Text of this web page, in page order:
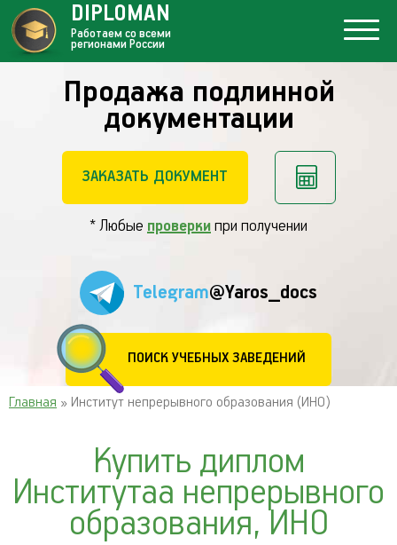
Продажа подлинной
документации
ЗАКАЗАТЬ ДОКУМЕНТ
* Любые проверки при получении
Telegram@Yaros_docs
ПОИСК УЧЕБНЫХ ЗАВЕДЕНИЙ
DIPLOMAN
Работаем со всеми
регионами России
Главная » Институт непрерывного образования (ИНО)
Купить диплом
Институтаа непрерывного
образования, ИНО